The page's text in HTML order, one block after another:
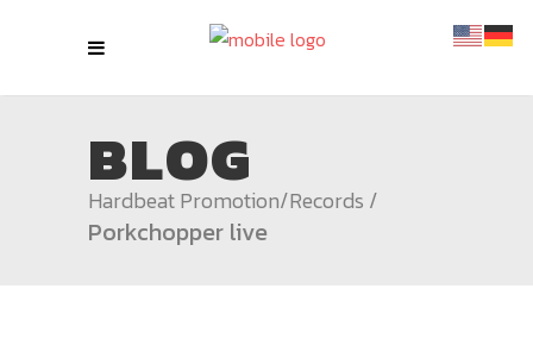
BLOG
Hardbeat Promotion/Records /
Porkchopper live